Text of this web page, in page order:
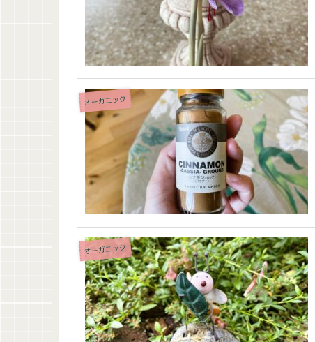
オーガニック
オーガニック